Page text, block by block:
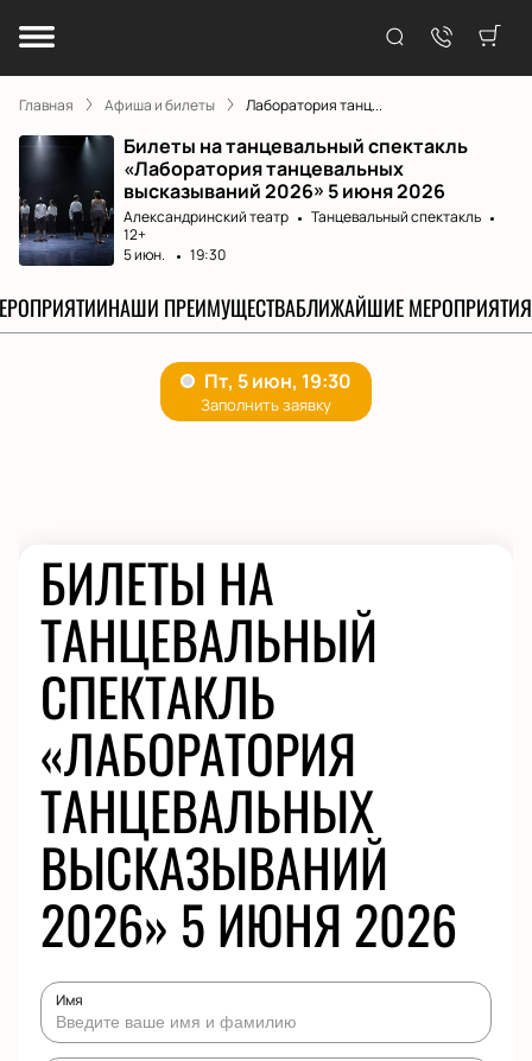
Главная Афиша и билеты Лаборатория танц...
Билеты на танцевальный спектакль
«Лаборатория танцевальных
высказываний 2026» 5 июня 2026
Александринский театр
Танцевальный спектакль
12+
5 июн.
19:30
НАШИ ПРЕИМУЩЕСТВАБЛИЖАЙШИЕ МЕРОПРИЯТИЯ
БИЛЕТЫ НА
ТАНЦЕВАЛЬНЫЙ
СПЕКТАКЛЬ
«ЛАБОРАТОРИЯ
ТАНЦЕВАЛЬНЫХ
ВЫСКАЗЫВАНИЙ
2026» 5 ИЮНЯ 2026
Имя